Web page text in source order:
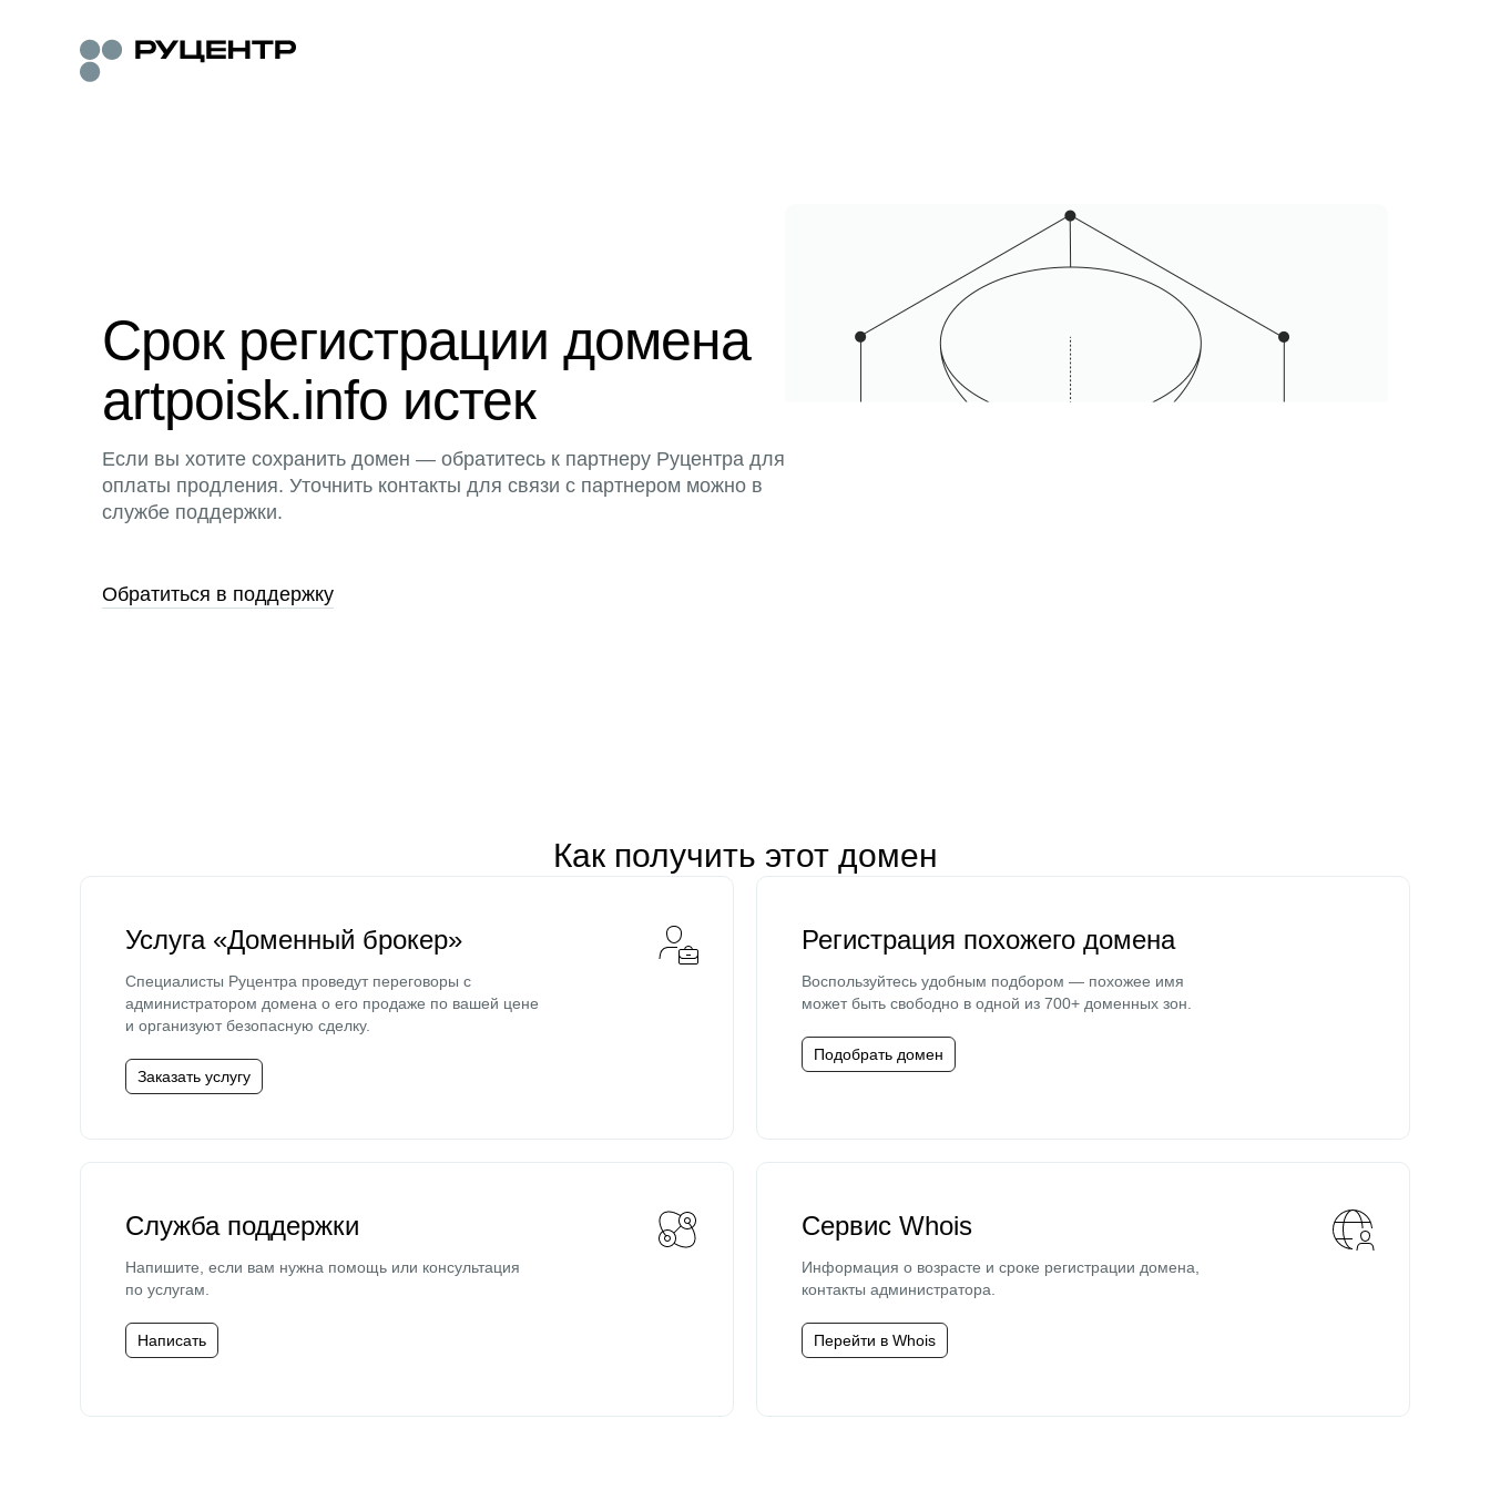
Срок регистрации домена
artpoisk.info истек
Если вы хотите сохранить домен — обратитесь к партнеру Руцентра для
оплаты продления. Уточнить контакты для связи с партнером можно в
службе поддержки.
Обратиться в поддержку
Как получить этот домен
Услуга «Доменный брокер»
Специалисты Руцентра проведут переговоры с
администратором домена о его продаже по вашей цене
и организуют безопасную сделку.
Заказать услугу
Регистрация похожего домена
Воспользуйтесь удобным подбором — похожее имя
может быть свободно в одной из 700+ доменных зон.
Подобрать домен
Служба поддержки
Напишите, если вам нужна помощь или консультация
по услугам.
Написать
Сервис Whois
Информация о возрасте и сроке регистрации домена,
контакты администратора.
Перейти в Whois